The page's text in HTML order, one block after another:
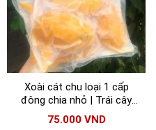
Xoài cát chu loại 1 cấp
đông chia nhỏ | Trái cây
đông lạnh chất lượng
75.000 VND